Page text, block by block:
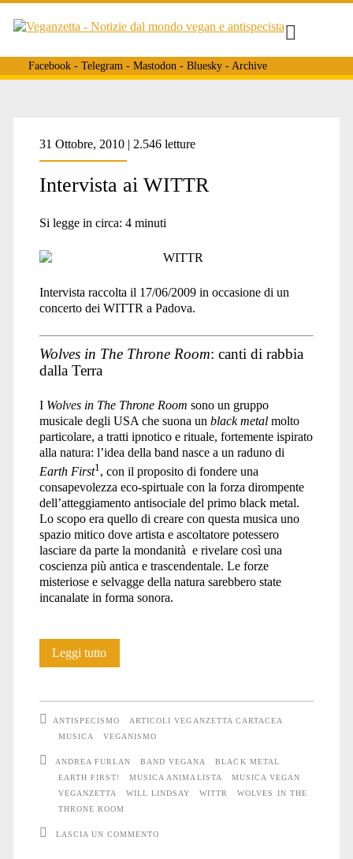
Facebook- Telegram- Mastodon- Bluesky- Archive
Tag:
<span>wittr</span>
31 Ottobre, 2010 | 2.546 letture
Intervista ai WITTR
Si legge in circa: 4 minuti
Intervista raccolta il 17/06/2009 in occasione di un
concerto dei WITTR a Padova.
Wolves in The Throne Room: canti di rabbia
dalla Terra
I Wolves in The Throne Room sono un gruppo
musicale degli USA che suona un black metalmolto
particolare, a tratti ipnotico e rituale, fortemente ispirato
alla natura: l’idea della band nasce a un raduno di
Earth First1, con il proposito di fondere una
consapevolezza eco-spirtuale con la forza dirompente
dell’atteggiamento antisociale del primo black metal.
Lo scopo era quello di creare con questa musica uno
spazio mitico dove artista e ascoltatore potessero
lasciare da parte la mondanità e rivelare così una
coscienza più antica e trascendentale. Le forze
misteriose e selvagge della natura sarebbero state
incanalate in forma sonora.
Leggi tuttoIntervista
ANTISPECISMO
ARTICOLI VEGANZETTA CARTACEA
MUSICA
VEGANISMO
ANDREA FURLAN BAND VEGANA
BLACK METAL
EARTH FIRST!
MUSICA ANIMALISTA
MUSICA VEGAN
VEGANZETTA
WILL LINDSAY WITTR
WOLVES IN THE
THRONE ROOM
LASCIA UN COMMENTO